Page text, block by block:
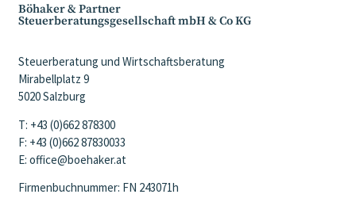
Böhaker & Partner
Steuerberatungsgesellschaft mbH & Co KG
Steuerberatung und Wirtschaftsberatung
Mirabellplatz 9
5020 Salzburg
T: +43 (0)662 878300
F: +43 (0)662 87830033
E: office@boehaker.at
Firmenbuchnummer: FN 243071h